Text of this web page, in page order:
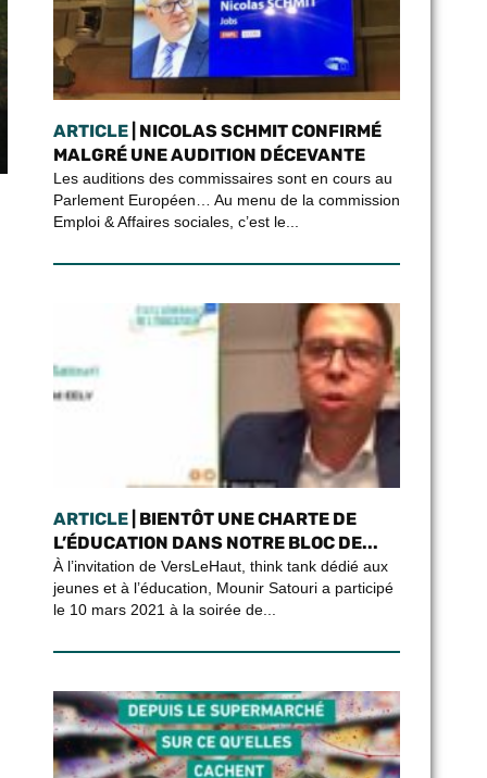
ARTICLE| NICOLAS SCHMIT CONFIRMÉ
MALGRÉ UNE AUDITION DÉCEVANTE
Les auditions des commissaires sont en cours au
Parlement Européen… Au menu de la commission
Emploi & Affaires sociales, c’est le...
ARTICLE| BIENTÔT UNE CHARTE DE
L’ÉDUCATION DANS NOTRE BLOC DE...
À l’invitation de VersLeHaut, think tank dédié aux
jeunes et à l’éducation, Mounir Satouri a participé
le 10 mars 2021 à la soirée de...